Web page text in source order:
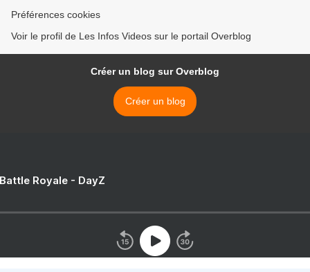
Préférences cookies
Voir le profil de Les Infos Videos sur le portail Overblog
Créer un blog sur Overblog
Créer un blog
Royale - DayZ